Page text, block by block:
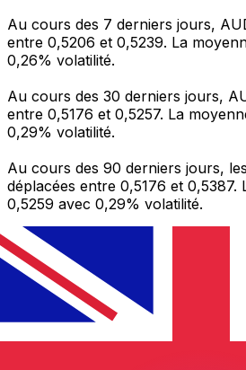
Au cours des 7 derniers jours,
entre 0,5206 et 0,5239. La
0,26% volatilité.
Au cours des 30 derniers jours,
entre 0,5176 et 0,5257. La
0,29% volatilité.
Au cours des 90 derniers jours,
déplacées entre 0,5176 et 0,5387.
0,5259 avec 0,29% volatilité.
Envoyer de l’argent
Gérez votre argent et vos
êtes en déplacement
nécessaires pour vos transferts